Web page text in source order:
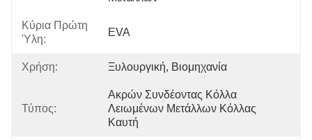
Κύρια Πρώτη
Ύλη:
EVA
Χρήση: Ξυλουργική, Βιομηχανία
Τύπος:
Ακρών Συνδέοντας Κόλλα
Λειωμένων Μετάλλων Κόλλας
Καυτή